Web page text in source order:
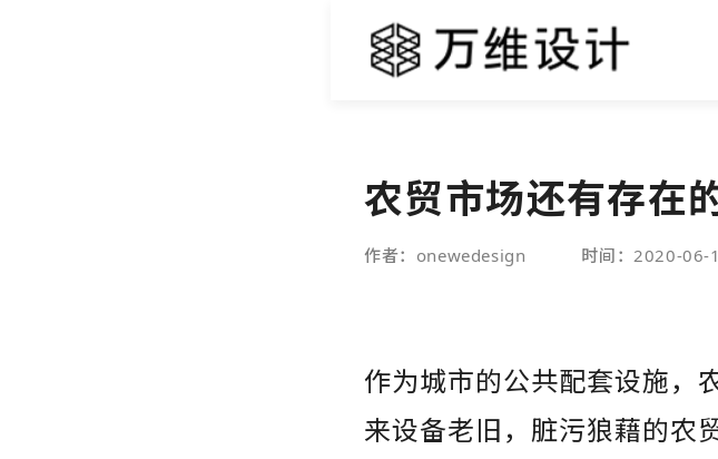
农贸市场还有存在
作者：onewedesign 时间：2020-06-
作为城市的公共配套设施，
来设备老旧，脏污狼藉的农